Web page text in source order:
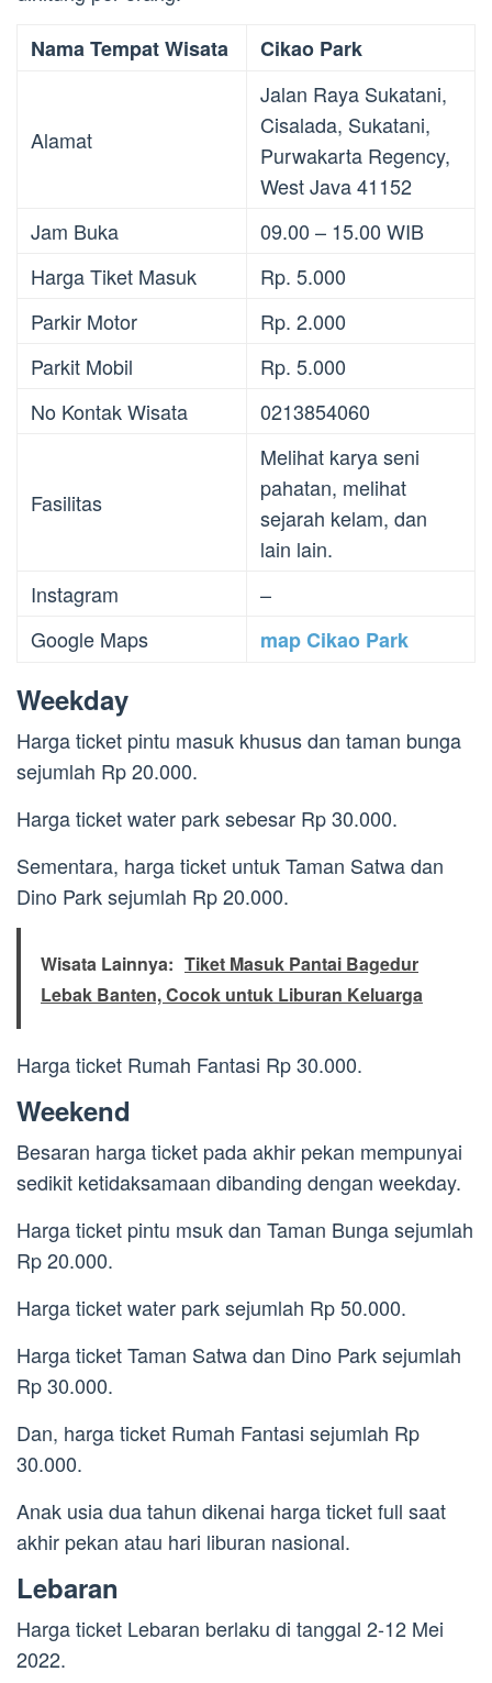
Nama Tempat Wisata
Cikao Park
Alamat
Jalan Raya Sukatani,
Cisalada, Sukatani,
Purwakarta Regency,
West Java 41152
Jam Buka
09.00 – 15.00 WIB
Harga Tiket Masuk
Rp. 5.000
Parkir Motor
Rp. 2.000
Parkit Mobil
Rp. 5.000
No Kontak Wisata
0213854060
Fasilitas
Melihat karya seni
pahatan, melihat
sejarah kelam, dan
lain lain.
Instagram
–
Google Maps
map Cikao Park
Weekday
Harga ticket pintu masuk khusus dan taman bunga
sejumlah Rp 20.000.
Harga ticket water park sebesar Rp 30.000.
Sementara, harga ticket untuk Taman Satwa dan
Dino Park sejumlah Rp 20.000.
Wisata Lainnya: Tiket Masuk Pantai Bagedur
Lebak Banten, Cocok untuk Liburan Keluarga
Harga ticket Rumah Fantasi Rp 30.000.
Weekend
Besaran harga ticket pada akhir pekan mempunyai
sedikit ketidaksamaan dibanding dengan weekday.
Harga ticket pintu msuk dan Taman Bunga sejumlah
Rp 20.000.
Harga ticket water park sejumlah Rp 50.000.
Harga ticket Taman Satwa dan Dino Park sejumlah
Rp 30.000.
Dan, harga ticket Rumah Fantasi sejumlah Rp
30.000.
Anak usia dua tahun dikenai harga ticket full saat
akhir pekan atau hari liburan nasional.
Lebaran
Harga ticket Lebaran berlaku di tanggal 2-12 Mei
2022.